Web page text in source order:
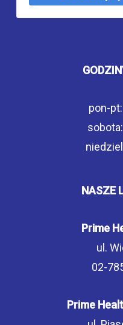
pon-
NASZE
Prime
ul.
02-
Prime